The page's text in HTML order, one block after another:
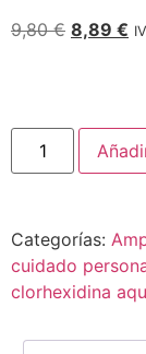
9,80€ 8,89 €
Categorías:
cuidado
clorhexidina